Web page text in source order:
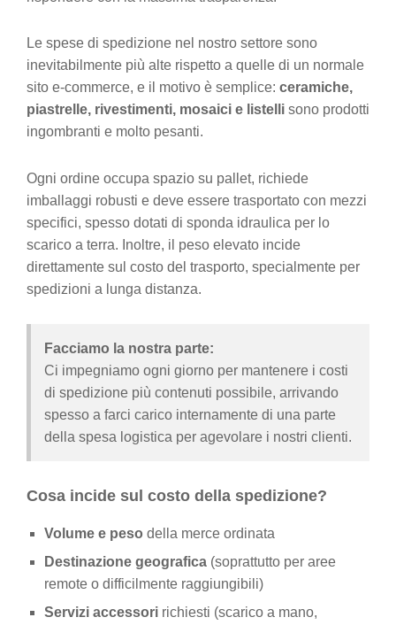
Le spese di spedizione nel nostro settore sono
inevitabilmente più alte rispetto a quelle di un normale
sito e-commerce, e il motivo è semplice: ceramiche,
piastrelle, rivestimenti, mosaici e listelli sono prodotti
ingombranti e molto pesanti.
Ogni ordine occupa spazio su pallet, richiede
imballaggi robusti e deve essere trasportato con mezzi
specifici, spesso dotati di sponda idraulica per lo
scarico a terra. Inoltre, il peso elevato incide
direttamente sul costo del trasporto, specialmente per
spedizioni a lunga distanza.
Facciamo la nostra parte:
Ci impegniamo ogni giorno per mantenere i costi
di spedizione più contenuti possibile, arrivando
spesso a farci carico internamente di una parte
della spesa logistica per agevolare i nostri clienti.
Cosa incide sul costo della spedizione?
Volume e peso della merce ordinata
Destinazione geografica (soprattutto per aree
remote o difficilmente raggiungibili)
Servizi accessori richiesti (scarico a mano,